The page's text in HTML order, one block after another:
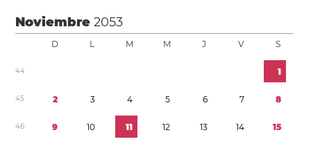
Noviembre2053
D L M M J V S
44 1
45 2 3 4 5 6 7 8
46 9 10 11 12 13 14 15